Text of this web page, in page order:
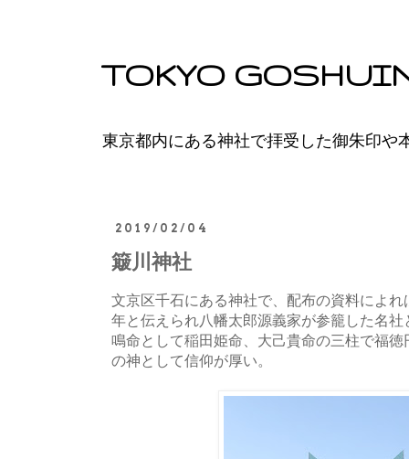
TOKYO
東京都内にある神社で拝受した御朱印や
2019/02/04
簸川神社
文京区千石にある神社で、配布の資料によ
年と伝えられ八幡太郎源義家が参籠した名
鳴命として稲田姫命、大己貴命の三柱で福
の神として信仰が厚い。